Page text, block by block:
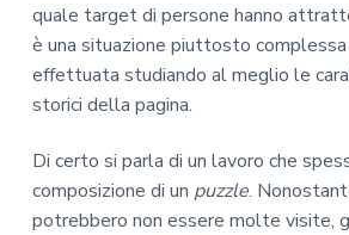
quale target di persone hanno
è una situazione piuttosto
effettuata studiando al meglio le
storici della pagina.
Di certo si parla di un lavoro che
composizione di un puzzle.
potrebbero non essere molte visite,